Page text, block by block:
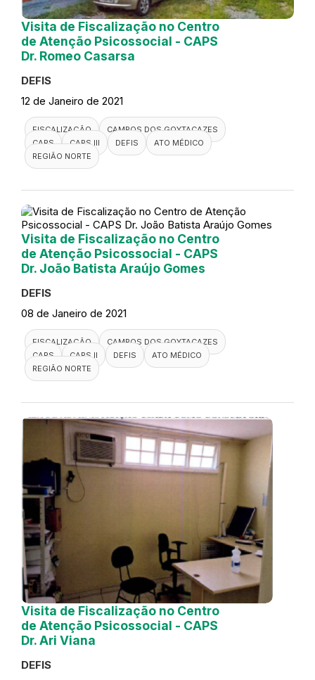
Visita de Fiscalização no Centro
de Atenção Psicossocial - CAPS
Dr. Romeo Casarsa
DEFIS
12 de Janeiro de 2021
FISCALIZAÇÃO
CAMPOS DOS GOYTACAZES
CAPS
CAPS III DEFIS
ATO MÉDICO
REGIÃO NORTE
Visita de Fiscalização no Centro
de Atenção Psicossocial - CAPS
Dr. João Batista Araújo Gomes
DEFIS
08 de Janeiro de 2021
FISCALIZAÇÃO
CAMPOS DOS GOYTACAZES
CAPS
CAPS II DEFIS
ATO MÉDICO
REGIÃO NORTE
Visita de Fiscalização no Centro
de Atenção Psicossocial - CAPS
Dr. Ari Viana
DEFIS